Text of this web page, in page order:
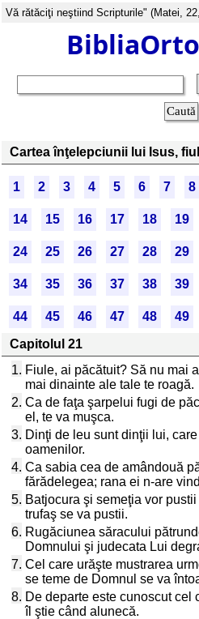
Vă rătăciţi neştiind Scripturile" (Matei,
Cartea înţelepciunii lui Isus,
1 2 3 4 5 6 7 8
14 15 16 17 18 19
24 25 26 27 28 29
34 35 36 37 38 39
44 45 46 47 48 49
Capitolul 21
1. Fiule, ai păcătuit? Să nu mai
mai dinainte ale tale te roagă.
2. Ca de faţa şarpelui fugi de
el, te va muşca.
3. Dinţi de leu sunt dinţii lui,
oamenilor.
4. Ca sabia cea de amândouă
fărădelegea; rana ei n-are
5. Batjocura şi semeţia vor
trufaş se va pustii.
6. Rugăciunea săracului
Domnului şi judecata Lui
7. Cel care urăşte mustrarea
se teme de Domnul se va
8. De departe este cunoscut cel
îl ştie când alunecă.